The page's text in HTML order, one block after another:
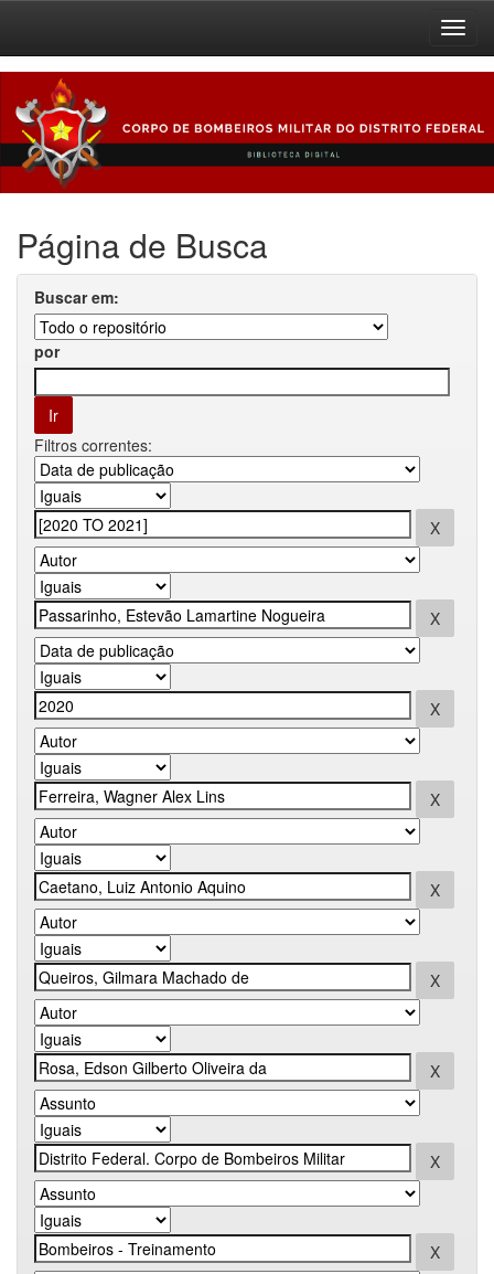
navigation
Página de Busca
Buscar em:
por
Filtros correntes: